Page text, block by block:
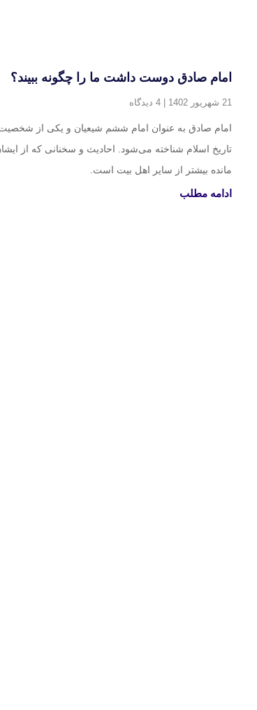
امام صادق دوست داشت ما را چگونه ببیند؟
21 شهریور 1402
امام صادق به عنوان امام ششم شیعیان و یکی از شخصیت
تاریخ اسلام شناخته می‌شود. احادیث و سخنانی که از
مانده بیشتر از سایر اهل بیت است.
ادامه مطلب